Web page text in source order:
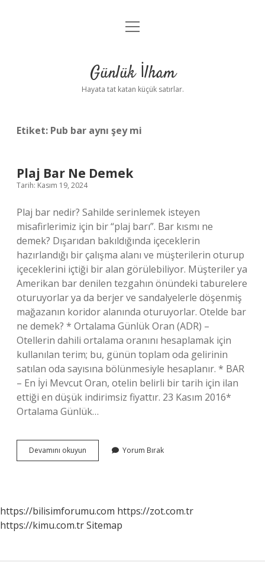
Anasayfa
Yasal Uyarı
menüyü
Günlük İlham
Hayata tat katan küçük satırlar.
Etiket: Pub bar aynı şey mi
Plaj Bar Ne Demek
Tarih: Kasım 19, 2024
Plaj bar nedir? Sahilde serinlemek isteyen
misafirlerimiz için bir “plaj barı”. Bar kısmı ne
demek? Dışarıdan bakıldığında içeceklerin
hazırlandığı bir çalışma alanı ve müşterilerin oturup
içeceklerini içtiği bir alan görülebiliyor. Müşteriler ya
Amerikan bar denilen tezgahın önündeki taburelere
oturuyorlar ya da berjer ve sandalyelerle döşenmiş
mağazanın koridor alanında oturuyorlar. Otelde bar
ne demek? * Ortalama Günlük Oran (ADR) –
Otellerin dahili ortalama oranını hesaplamak için
kullanılan terim; bu, günün toplam oda gelirinin
satılan oda sayısına bölünmesiyle hesaplanır. * BAR
– En İyi Mevcut Oran, otelin belirli bir tarih için ilan
ettiği en düşük indirimsiz fiyattır. 23 Kasım 2016*
Ortalama Günlük…
Devamını okuyun
Bar
Yorum Bırak
https://bilisimforumu.com https://zot.com.tr
https://kimu.com.trSitemap